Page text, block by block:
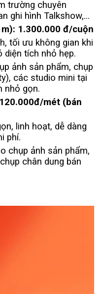
trường chuyên
ghi hình Talkshow,...
1.300.000 đ/cuộn
tối ưu không gian khi
diện tích nhỏ hẹp.
ảnh sản phẩm, chụp
các studio mini tại
nhỏ gọn.
120.000đ/mét (bán
linh hoạt, dễ dàng
phí.
chụp ảnh sản phẩm,
chân dung bán